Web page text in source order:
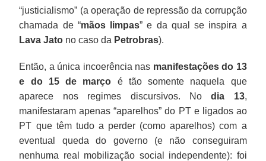
“justicialismo” (a operação de repressão da corrupção
chamada de “mãos limpas” e da qual se inspira a
Lava Jato no caso da Petrobras).
Então, a única incoerência nas manifestações do 13
e do 15 de março é tão somente naquela que
aparece nos regimes discursivos. Nodia 13,
manifestaram apenas “aparelhos” do PT e ligados ao
PT que têm tudo a perder (como aparelhos) com a
eventual queda do governo (e não conseguiram
nenhuma real mobilização social independente): foi